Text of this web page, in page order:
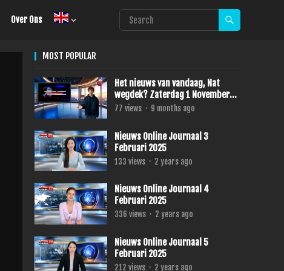
Over Ons
MOST POPULAR
Het nieuws van vandaag, Nat
wegdek? Zaterdag 1 November
2025
77 views · 9 months ago
Nieuws Online Journaal 3
Februari 2025
133 views · 2 years ago
Nieuws Online Journaal 4
Februari 2025
336 views · 2 years ago
Nieuws Online Journaal 5
Februari 2025
212 views · 2 years ago